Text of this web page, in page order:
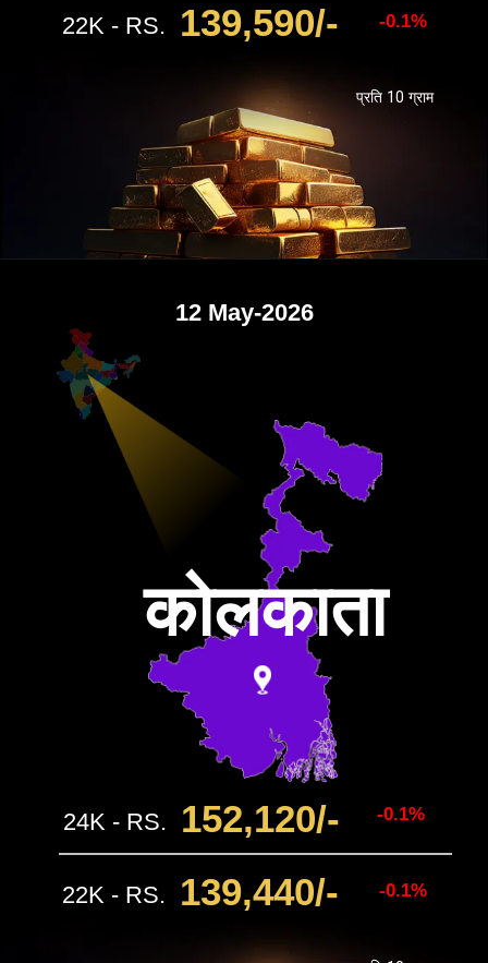
22K - RS. -0.1%
139,590/-
प्रति 10 ग्राम
12 May-2026
24K - RS. -0.1%
152,120/-
22K - RS. -0.1%
139,440/-
कोलकाता